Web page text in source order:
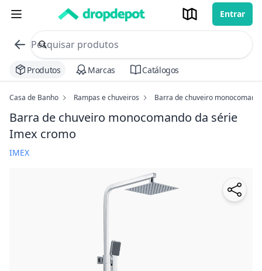
Entrar
commerce search no header
Procurar
Produtos Marcas Catálogos
Casa de Banho Rampas e chuveiros Barra de chuveiro
Barra de chuveiro monocomando da série
Imex cromo
IMEX